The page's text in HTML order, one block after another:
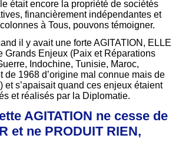
était encore la propriété de sociétés
financièrement indépendantes et
à Tous, pouvons témoigner.
il y avait une forte AGITATION, ELLE
Grands Enjeux (Paix et Réparations
Indochine, Tunisie, Maroc,
de 1968 d’origine mal connue mais de
et s’apaisait quand ces enjeux étaient
et réalisés par la Diplomatie.
AGITATION ne cesse de
et ne PRODUIT RIEN,